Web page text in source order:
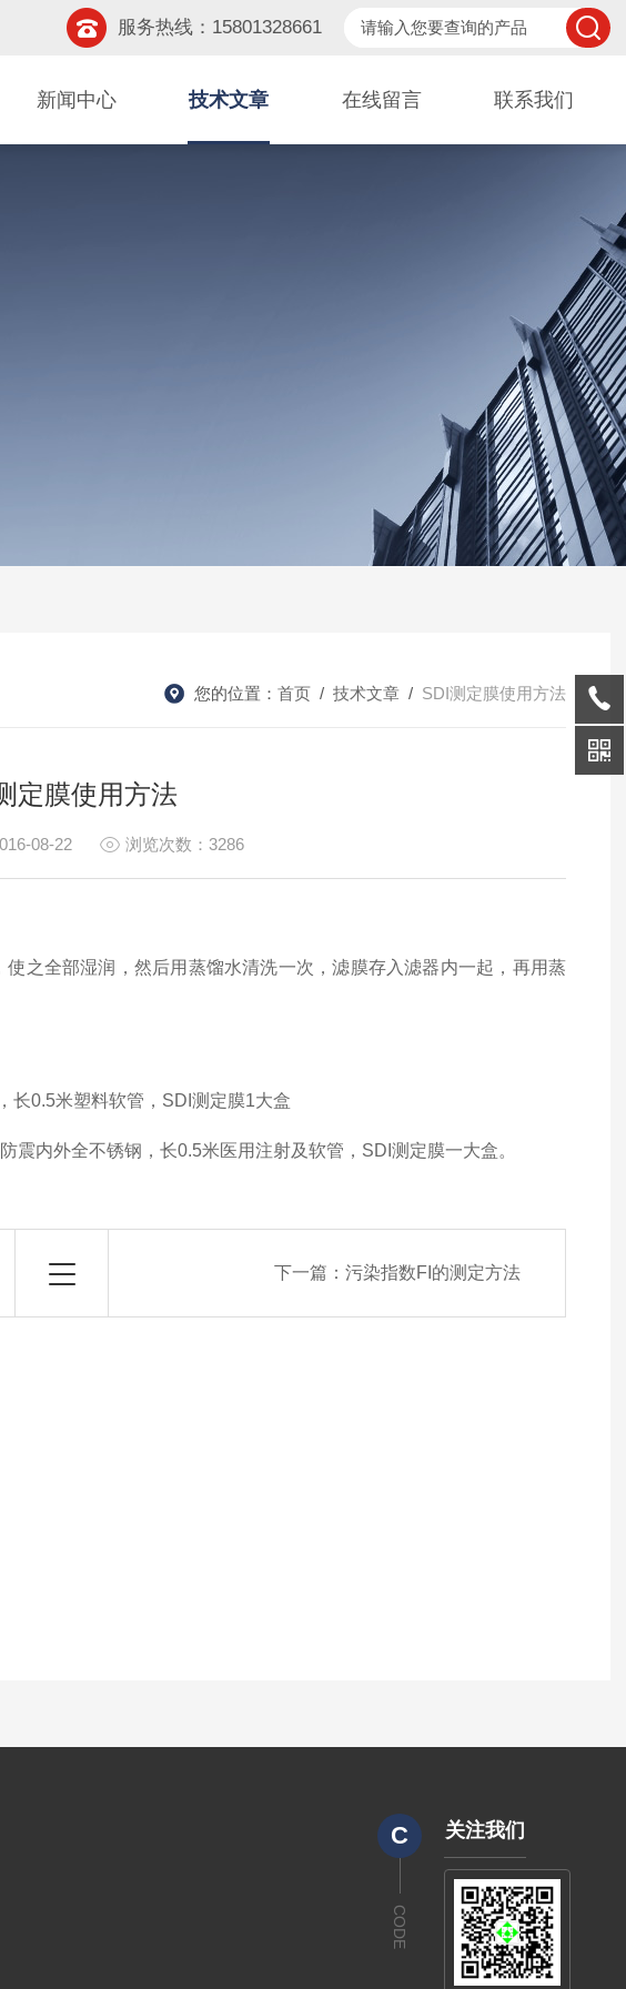
服务热线：15801328661
新闻中心 技术文章 在线留言 联系我们
您的位置： 首页 / 技术文章 / SDI测定膜使用方法
定膜使用方法
08-22 浏览次数：3286
之全部湿润，然后用蒸馏水清洗一次，滤膜存入滤器内一起，再用蒸
长0.5米塑料软管，SDI测定膜1大盒
内外全不锈钢，长0.5米医用注射及软管，SDI测定膜一大盒。
下一篇： 污染指数FI的测定方法
C
CODE
关注我们